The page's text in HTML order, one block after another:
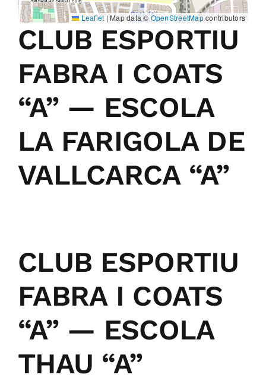
Leaflet | Map data ©OpenStreetMapcontributors
CLUB ESPORTIU
FABRA I COATS
“A” — ESCOLA
LA FARIGOLA DE
VALLCARCA “A”
CLUB ESPORTIU
FABRA I COATS
“A” — ESCOLA
THAU “A”